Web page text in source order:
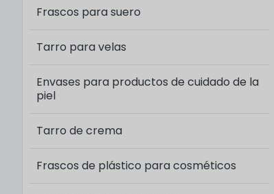
Frascos para suero​
Tarro para velas
Envases para productos de cuidado de la
piel
Tarro de crema
Frascos de plástico para cosméticos